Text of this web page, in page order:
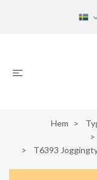
Hem
T6393